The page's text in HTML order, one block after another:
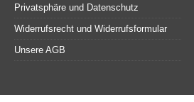
Privatsphäre und Datenschutz
Widerrufsrecht und Widerrufsformular
Unsere AGB